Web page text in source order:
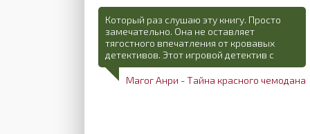
Который раз слушаю эту книгу. Просто
замечательно. Она не оставляет
тягостного впечатления от кровавых
детективов. Этот игровой детектив с
Магог Анри - Тайна красного чемодана